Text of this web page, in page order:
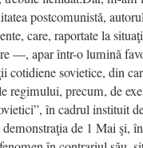
postcomunistă,
care, raportate la
—, apar într-o lumină
cotidiene sovietice, din
regimului, precum, de
în cadrul instituit
demonstraţia de 1 Mai şi,